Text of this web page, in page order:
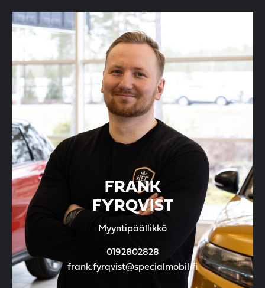
FRANK
FYRQVIST
Myyntipäällikkö
0192802828
frank.fyrqvist@specialmobil.fi